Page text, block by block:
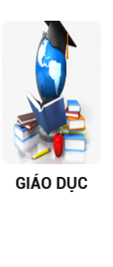
GIÁO DỤC